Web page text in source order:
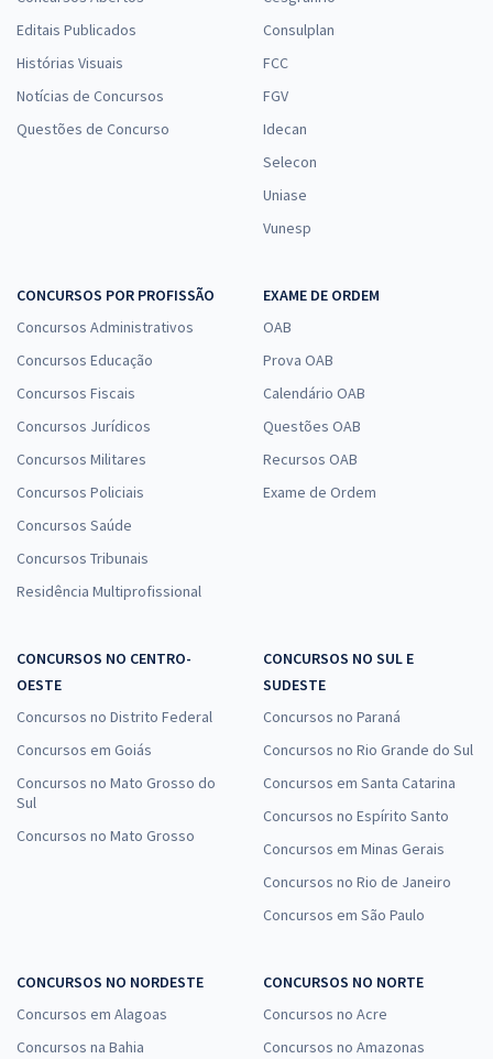
Editais Publicados
Histórias Visuais
Notícias de Concursos
Questões de Concurso
Consulplan
FCC
FGV
Idecan
Selecon
Uniase
Vunesp
CONCURSOS POR PROFISSÃO
Concursos Administrativos
Concursos Educação
Concursos Fiscais
Concursos Jurídicos
Concursos Militares
Concursos Policiais
Concursos Saúde
Concursos Tribunais
Residência Multiprofissional
EXAME DE ORDEM
OAB
Prova OAB
Calendário OAB
Questões OAB
Recursos OAB
Exame de Ordem
CONCURSOS NO CENTRO-
OESTE
Concursos no Distrito Federal
Concursos em Goiás
Concursos no Mato Grosso do
Sul
Concursos no Mato Grosso
CONCURSOS NO SUL E
SUDESTE
Concursos no Paraná
Concursos no Rio Grande do Sul
Concursos em Santa Catarina
Concursos no Espírito Santo
Concursos em Minas Gerais
Concursos no Rio de Janeiro
Concursos em São Paulo
CONCURSOS NO NORDESTE
Concursos em Alagoas
Concursos na Bahia
CONCURSOS NO NORTE
Concursos no Acre
Concursos no Amazonas